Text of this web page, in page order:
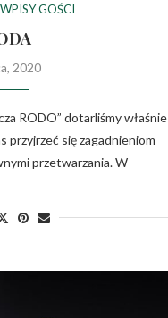
WPISY GOŚCI
2020
RODO” dotarliśmy właśnie
przyjrzeć się zagadnieniom
przetwarzania. W